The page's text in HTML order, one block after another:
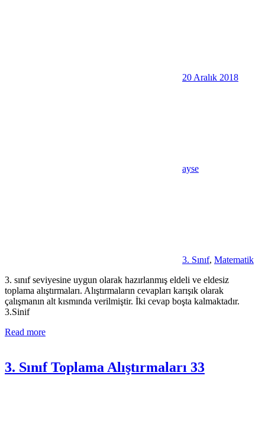
20 Aralık 2018
ayse
3. Sınıf, Matematik
3. sınıf seviyesine uygun olarak hazırlanmış eldeli ve eldesiz
toplama alıştırmaları. Alıştırmaların cevapları karışık olarak
çalışmanın alt kısmında verilmiştir. İki cevap boşta kalmaktadır.
3.Sinif
Read more
3. Sınıf Toplama Alıştırmaları 33